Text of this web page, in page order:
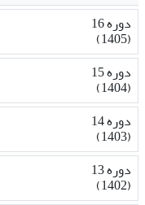
دوره 16
(1405)
دوره 15
(1404)
دوره 14
(1403)
دوره 13
(1402)